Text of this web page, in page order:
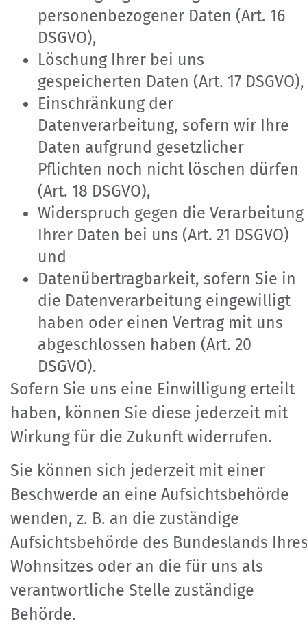
personenbezogener Daten (Art. 16
DSGVO),
Löschung Ihrer bei uns
gespeicherten Daten (Art. 17 DSGVO),
Einschränkung der
Datenverarbeitung, sofern wir Ihre
Daten aufgrund gesetzlicher
Pflichten noch nicht löschen dürfen
(Art. 18 DSGVO),
Widerspruch gegen die Verarbeitung
Ihrer Daten bei uns (Art. 21 DSGVO)
und
Datenübertragbarkeit, sofern Sie in
die Datenverarbeitung eingewilligt
haben oder einen Vertrag mit uns
abgeschlossen haben (Art. 20
DSGVO).
Sofern Sie uns eine Einwilligung erteilt
haben, können Sie diese jederzeit mit
Wirkung für die Zukunft widerrufen.
Sie können sich jederzeit mit einer
Beschwerde an eine Aufsichtsbehörde
wenden, z. B. an die zuständige
Aufsichtsbehörde des Bundeslands
Wohnsitzes oder an die für uns als
verantwortliche Stelle zuständige
Behörde.